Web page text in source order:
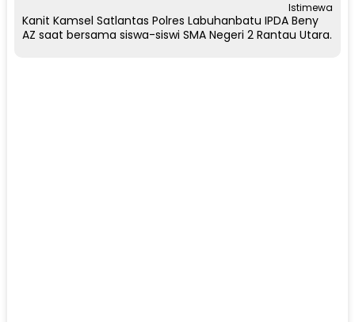
Istimewa
Kanit Kamsel Satlantas Polres Labuhanbatu IPDA Beny
AZ saat bersama siswa-siswi SMA Negeri 2 Rantau Utara.